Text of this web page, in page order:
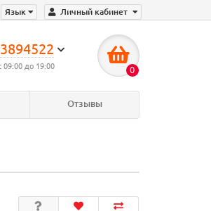
Личный кабинет
Язык
09:00 до 19:00 0
Отзывы